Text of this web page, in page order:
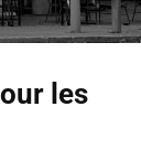
les